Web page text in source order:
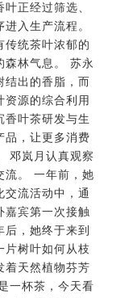
正经过筛选、
入生产流程。
传统茶叶浓郁的
森林气息。 苏永
结出的香脂，而
资源的综合利用
香叶茶研发与生
品，让更多消费
邓岚月认真观察
流。 一年前，她
交流活动中，通
嘉宾第一次接触
，她终于来到
片树叶如何从枝
着天然植物芬芳
一杯茶，今天看